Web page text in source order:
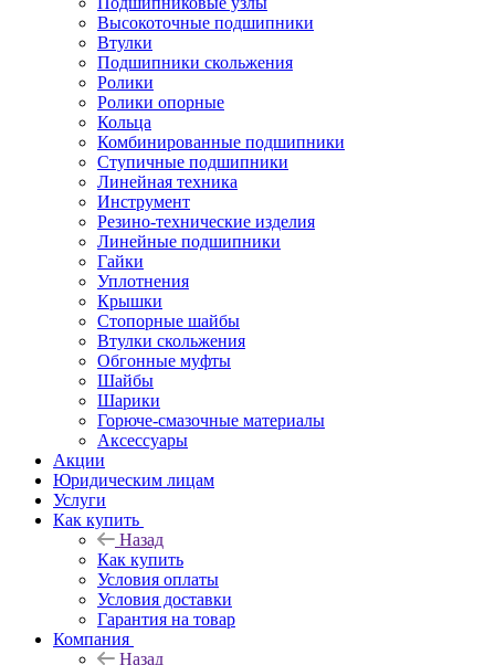
Высокоточные подшипники
Втулки
Подшипники скольжения
Ролики
Ролики опорные
Кольца
Комбинированные подшипники
Ступичные подшипники
Линейная техника
Инструмент
Резино-технические изделия
Линейные подшипники
Гайки
Уплотнения
Крышки
Стопорные шайбы
Втулки скольжения
Обгонные муфты
Шайбы
Шарики
Горюче-смазочные материалы
Аксессуары
Акции
Юридическим лицам
Услуги
Как купить
Назад
Как купить
Условия оплаты
Условия доставки
Гарантия на товар
Компания
Назад